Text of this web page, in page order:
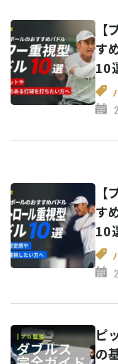
す
10
す
10
ピ
の